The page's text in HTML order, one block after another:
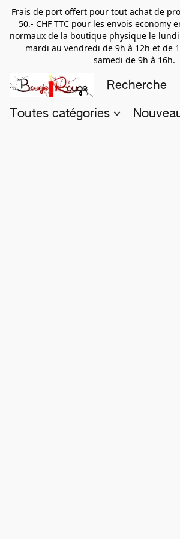
Frais de port offert pour tout achat de
50.- CHF TTC pour les envois economy
normaux de la boutique physique le
mardi au vendredi de 9h à 12h et de
samedi de 9h à 16h.
Toutes catégories